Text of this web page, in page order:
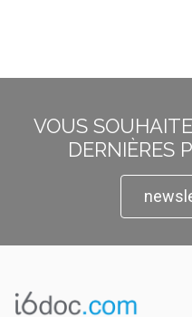
VOUS
DERNIÈRES